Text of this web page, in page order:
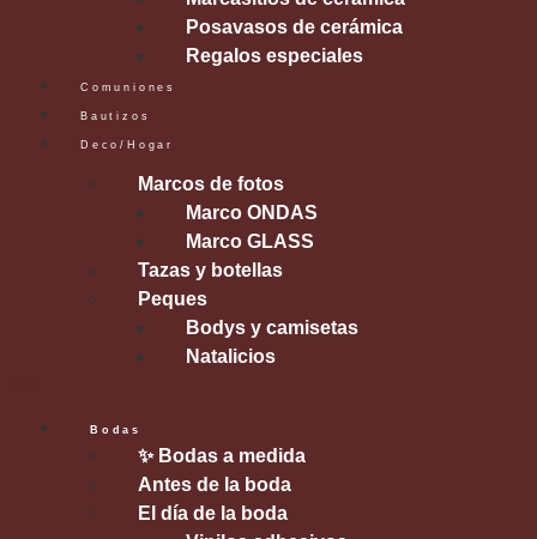
Posavasos de cerámica
Regalos especiales
Comuniones
Bautizos
Deco/Hogar
Marcos de fotos
Marco ONDAS
Marco GLASS
Tazas y botellas
Peques
Bodys y camisetas
Natalicios
Bodas
✨ Bodas a medida
Antes de la boda
El día de la boda